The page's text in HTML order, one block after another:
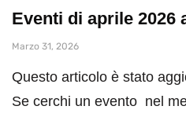
Eventi di aprile 2026
Marzo 31, 2026
Questo articolo è stato
Se cerchi un evento nel